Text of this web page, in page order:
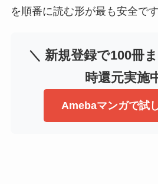
を順番に読む形が最も安全です
＼ 新規登録で100冊
時還元実施
Amebaマンガで試